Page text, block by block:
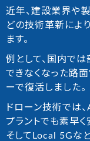
近年、建設業界や
どの技術革新によ
ます。
例として、国内で
できなくなった路
ーで復活しました。
ドローン技術では
プラントでも素早
そしてLocal 5Gな